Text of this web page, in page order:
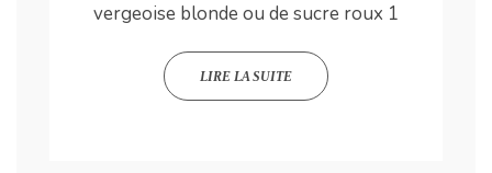
vergeoise blonde ou de sucre roux 1
LIRE LA SUITE